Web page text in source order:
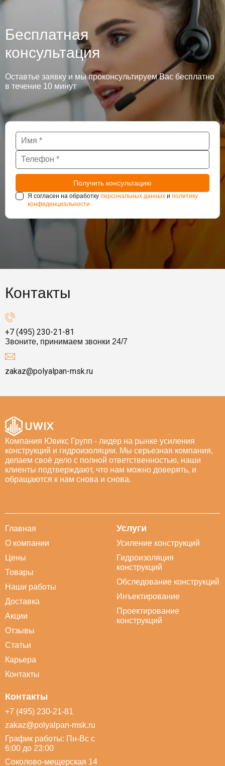
Бесплатная
консультация
Оставтье заявку и мы проконсультируем Вас бесплатно
в течение 10 минут
Я согласен на обработку персональных данных и политику
конфиденциальности
Контакты
+7 (495) 230-21-81
Звоните, принимаем звонки 24/7
zakaz@polyalpan-msk.ru
Компания Ювикс Групп - лидер на рынке усиления
конструкций и гидроизоляции. Мы серьезная компания,
делаем своё дело с полной ответственностью, наши
клиенты подтверждают, что нам можно доверять, и
обращаются к нам снова и снова.
Главная
О компании
Цены
Товары
Наши работы
Доставка
Акции
Отзывы
Статьи
Карьера
Контакты
Услуги
Усиление конструкций
Гидроизоляция
конструкций
Обследование конструкций
Инъектирование
Проектирование
конструкций
Контакты
+7 (495) 230-21-81
zakaz@polyalpan-msk.ru
График работы: Пн-Вс с
6:00 до 23:00
Соколово-мещерская 14